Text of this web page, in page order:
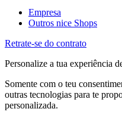
Empresa
Outros nice Shops
Retrate-se do contrato
Personalize a tua experiência
Somente com o teu
outras tecnologias para te
personalizada.